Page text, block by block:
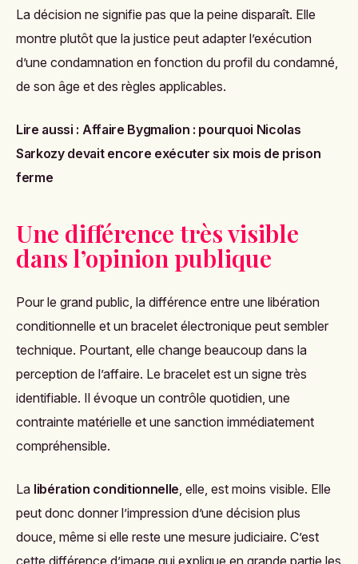
La décision ne signifie pas que la peine disparaît. Elle
montre plutôt que la justice peut adapter l’exécution
d’une condamnation en fonction du profil du condamné,
de son âge et des règles applicables.
Lire aussi : Affaire Bygmalion : pourquoi Nicolas
Sarkozy devait encore exécuter six mois de prison
ferme
Une différence très visible
dans l’opinion publique
Pour le grand public, la différence entre une libération
conditionnelle et un bracelet électronique peut sembler
technique. Pourtant, elle change beaucoup dans la
perception de l’affaire. Le bracelet est un signe très
identifiable. Il évoque un contrôle quotidien, une
contrainte matérielle et une sanction immédiatement
compréhensible.
La libération conditionnelle, elle, est moins visible. Elle
peut donc donner l’impression d’une décision plus
douce, même si elle reste une mesure judiciaire. C’est